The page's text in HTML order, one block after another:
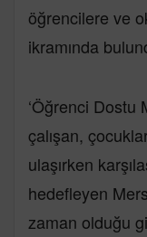
öğrencilere ve
ikramında
‘Öğrenci Dostu
çalışan,
ulaşırken
hedefleyen
zaman olduğu